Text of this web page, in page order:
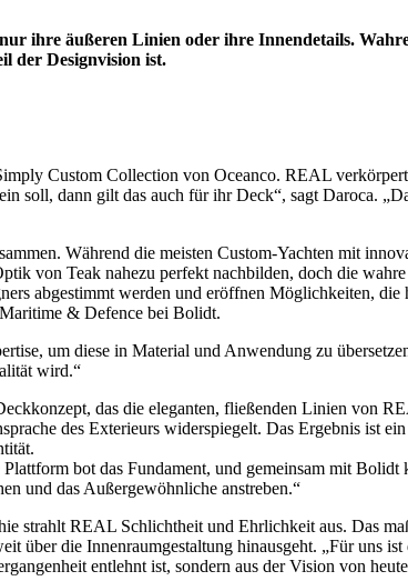
ihre äußeren Linien oder ihre Innendetails.
der Designvision ist.
Custom Collection von Oceanco. REAL
soll, dann gilt das auch für ihr Deck“, sagt Daroca.
Während die meisten Custom-Yachten mit
von Teak nahezu perfekt nachbilden, doch die
abgestimmt werden und eröffnen Möglichkeiten,
& Defence bei Bolidt.
um diese in Material und Anwendung zu
wird.“
das die eleganten, fließenden Linien von
des Exterieurs widerspiegelt. Das Ergebnis ist
bot das Fundament, und gemeinsam mit
und das Außergewöhnliche anstreben.“
strahlt REAL Schlichtheit und Ehrlichkeit aus. Das
die Innenraumgestaltung hinausgeht. „Für uns
entlehnt ist, sondern aus der Vision von